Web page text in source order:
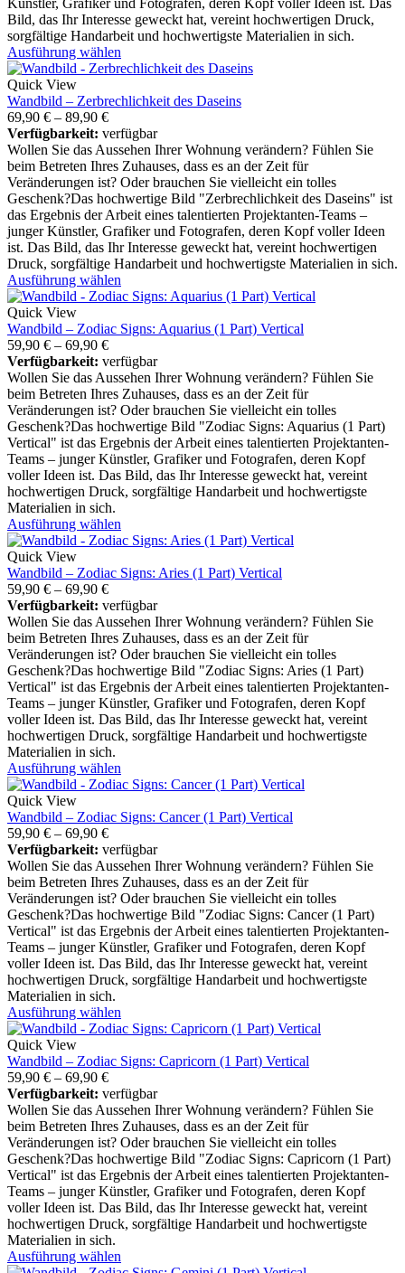
Bild, das Ihr Interesse geweckt hat, vereint hochwertigen Druck,
sorgfältige Handarbeit und hochwertigste Materialien in sich.
Ausführung wählen
Quick View
Wandbild – Zerbrechlichkeit des Daseins
69,90 € – 89,90 €
Verfügbarkeit: verfügbar
Wollen Sie das Aussehen Ihrer Wohnung verändern? Fühlen Sie
beim Betreten Ihres Zuhauses, dass es an der Zeit für
Veränderungen ist? Oder brauchen Sie vielleicht ein tolles
Geschenk?Das hochwertige Bild "Zerbrechlichkeit des Daseins" ist
das Ergebnis der Arbeit eines talentierten Projektanten-Teams –
junger Künstler, Grafiker und Fotografen, deren Kopf voller Ideen
ist. Das Bild, das Ihr Interesse geweckt hat, vereint hochwertigen
Druck, sorgfältige Handarbeit und hochwertigste Materialien in sich.
Ausführung wählen
Quick View
Wandbild – Zodiac Signs: Aquarius (1 Part) Vertical
59,90 € – 69,90 €
Verfügbarkeit: verfügbar
Wollen Sie das Aussehen Ihrer Wohnung verändern? Fühlen Sie
beim Betreten Ihres Zuhauses, dass es an der Zeit für
Veränderungen ist? Oder brauchen Sie vielleicht ein tolles
Geschenk?Das hochwertige Bild "Zodiac Signs: Aquarius (1 Part)
Vertical" ist das Ergebnis der Arbeit eines talentierten Projektanten-
Teams – junger Künstler, Grafiker und Fotografen, deren Kopf
voller Ideen ist. Das Bild, das Ihr Interesse geweckt hat, vereint
hochwertigen Druck, sorgfältige Handarbeit und hochwertigste
Materialien in sich.
Ausführung wählen
Quick View
Wandbild – Zodiac Signs: Aries (1 Part) Vertical
59,90 € – 69,90 €
Verfügbarkeit: verfügbar
Wollen Sie das Aussehen Ihrer Wohnung verändern? Fühlen Sie
beim Betreten Ihres Zuhauses, dass es an der Zeit für
Veränderungen ist? Oder brauchen Sie vielleicht ein tolles
Geschenk?Das hochwertige Bild "Zodiac Signs: Aries (1 Part)
Vertical" ist das Ergebnis der Arbeit eines talentierten Projektanten-
Teams – junger Künstler, Grafiker und Fotografen, deren Kopf
voller Ideen ist. Das Bild, das Ihr Interesse geweckt hat, vereint
hochwertigen Druck, sorgfältige Handarbeit und hochwertigste
Materialien in sich.
Ausführung wählen
Quick View
Wandbild – Zodiac Signs: Cancer (1 Part) Vertical
59,90 € – 69,90 €
Verfügbarkeit: verfügbar
Wollen Sie das Aussehen Ihrer Wohnung verändern? Fühlen Sie
beim Betreten Ihres Zuhauses, dass es an der Zeit für
Veränderungen ist? Oder brauchen Sie vielleicht ein tolles
Geschenk?Das hochwertige Bild "Zodiac Signs: Cancer (1 Part)
Vertical" ist das Ergebnis der Arbeit eines talentierten Projektanten-
Teams – junger Künstler, Grafiker und Fotografen, deren Kopf
voller Ideen ist. Das Bild, das Ihr Interesse geweckt hat, vereint
hochwertigen Druck, sorgfältige Handarbeit und hochwertigste
Materialien in sich.
Ausführung wählen
Quick View
Wandbild – Zodiac Signs: Capricorn (1 Part) Vertical
59,90 € – 69,90 €
Verfügbarkeit: verfügbar
Wollen Sie das Aussehen Ihrer Wohnung verändern? Fühlen Sie
beim Betreten Ihres Zuhauses, dass es an der Zeit für
Veränderungen ist? Oder brauchen Sie vielleicht ein tolles
Geschenk?Das hochwertige Bild "Zodiac Signs: Capricorn (1 Part)
Vertical" ist das Ergebnis der Arbeit eines talentierten Projektanten-
Teams – junger Künstler, Grafiker und Fotografen, deren Kopf
voller Ideen ist. Das Bild, das Ihr Interesse geweckt hat, vereint
hochwertigen Druck, sorgfältige Handarbeit und hochwertigste
Materialien in sich.
Ausführung wählen